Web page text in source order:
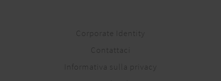
Corporate Identity
Contattaci
Informativa sulla privacy